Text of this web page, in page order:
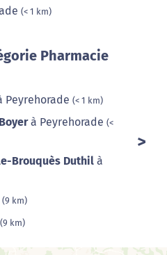
(< 1 km)
Pharmacie
Peyrehorade (< 1 km)
à Peyrehorade (<
Brouquès Duthil à
(9 km)
(9 km)